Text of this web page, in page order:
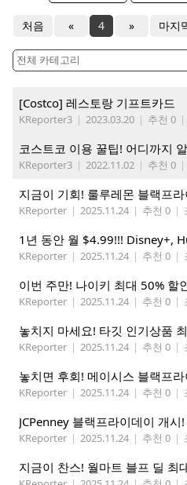
처음 « 4 » 마지
[Costco] 레스토랑 기프트카드
KReporter3 | 2023.03.20 | 추천 0 |
코스트코 이용 꿀팁! 어디까지
KReporter3 | 2022.11.02 | 추천 0 |
KReporter | 2025.11.24 | 추천 0 |
KReporter | 2025.11.24 | 추천 0 |
이번 주만! 나이키 최대 50% 할
KReporter | 2025.11.24 | 추천 0 |
놓치지 마세요! 타깃 인기상품
KReporter | 2025.11.24 | 추천 0 |
놓치면 후회! 메이시스 블랙프
KReporter | 2025.11.24 | 추천 0 |
JCPenney 블랙프라이데이 개
KReporter | 2025.11.24 | 추천 0 |
지금이 찬스! 월마트 블프 딜 최